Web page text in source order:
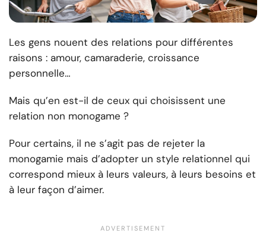
Les gens nouent des relations pour différentes
raisons : amour, camaraderie, croissance
personnelle…
Mais qu’en est-il de ceux qui choisissent une
relation non monogame ?
Pour certains, il ne s’agit pas de rejeter la
monogamie mais d’adopter un style relationnel qui
correspond mieux à leurs valeurs, à leurs besoins et
à leur façon d’aimer.